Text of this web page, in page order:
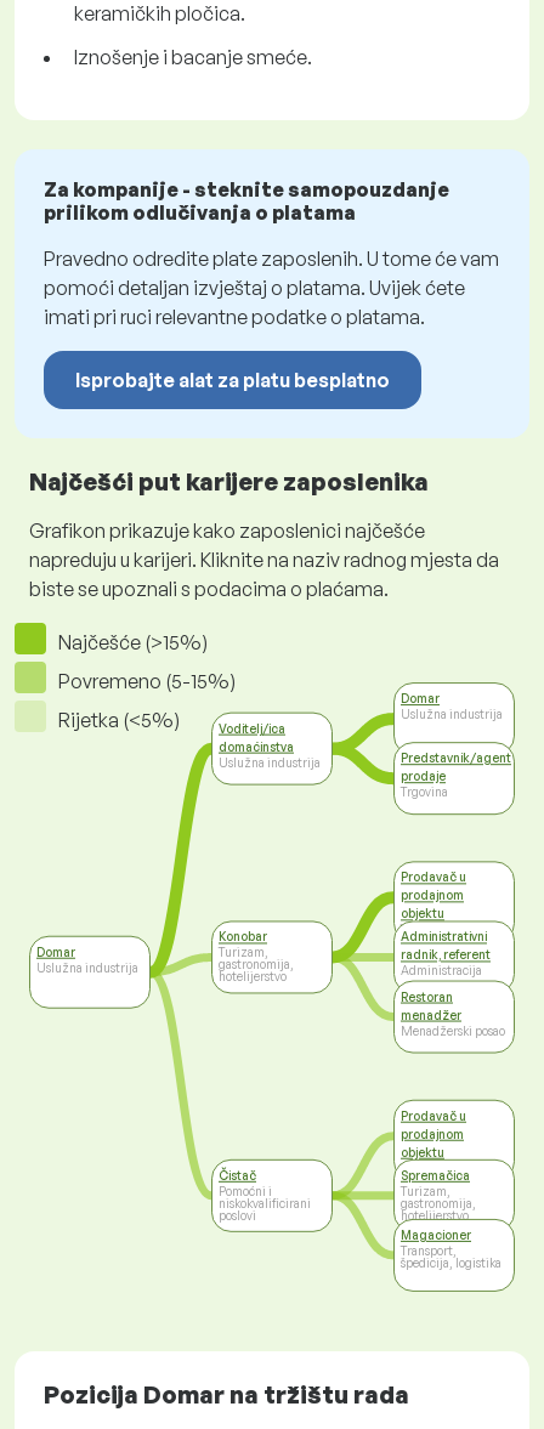
keramičkih pločica.
Iznošenje i bacanje smeće.
Za kompanije - steknite samopouzdanje
prilikom odlučivanja o platama
Pravedno odredite plate zaposlenih. U tome će vam
pomoći detaljan izvještaj o platama. Uvijek ćete
imati pri ruci relevantne podatke o platama.
Isprobajte alat za platu besplatno
Najčešći put karijere zaposlenika
Grafikon prikazuje kako zaposlenici najčešće
napreduju u karijeri. Kliknite na naziv radnog mjesta da
biste se upoznali s podacima o plaćama.
Najčešće (>15%)
Povremeno (5-15%)
Rijetka (<5%)
Domar
Uslužna industrija
Voditelj/ica
domaćinstva
Uslužna industrija
Konobar
Turizam,
gastronomija,
hotelijerstvo
Čistač
Pomoćni i
niskokvalificirani
poslovi
Domar
Uslužna industrija
Predstavnik/agent
prodaje
Trgovina
Prodavač u
prodajnom
objektu
Trgovina
Administrativni
radnik, referent
Administracija
Restoran
menadžer
Menadžerski posao
Prodavač u
prodajnom
objektu
Trgovina
Spremačica
Turizam,
gastronomija,
hotelijerstvo
Magacioner
Transport,
špedicija, logistika
Pozicija Domar na tržištu rada